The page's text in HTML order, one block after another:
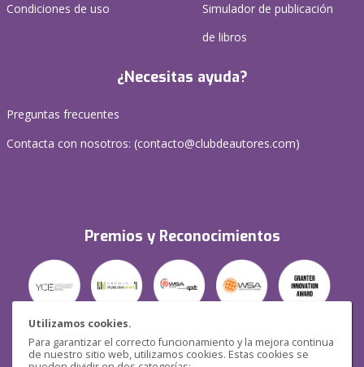
Utilizamos cookies.
Para garantizar el correcto funcionamiento y la mejora continua
de nuestro sitio web, utilizamos cookies. Estas cookies se
Condiciones de uso
Simulador de publicación
de libros
¿Necesitas ayuda?
Preguntas frecuentes
Contacta con nosotros: (contacto@clubdeautores.com)
Premios y Reconocimientos
Seguridad